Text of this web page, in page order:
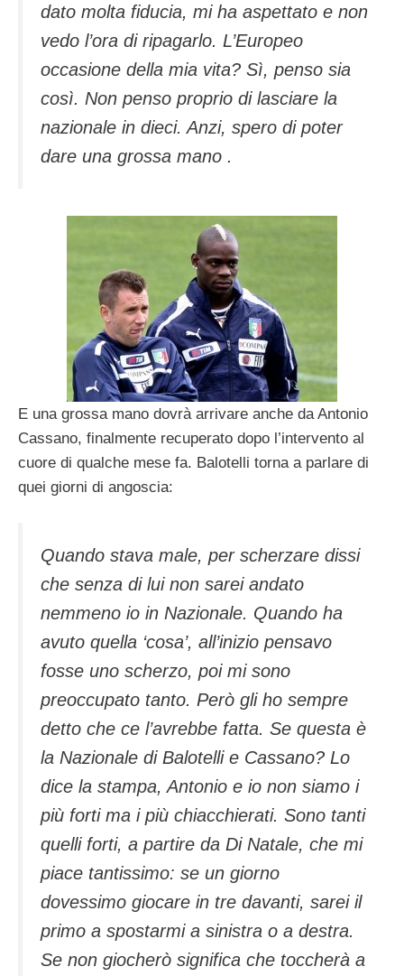
dato molta fiducia, mi ha aspettato e non
vedo l’ora di ripagarlo. L’Europeo
occasione della mia vita? Sì, penso sia
così. Non penso proprio di lasciare la
nazionale in dieci. Anzi, spero di poter
dare una grossa mano .
E una grossa mano dovrà arrivare anche da Antonio
Cassano, finalmente recuperato dopo l’intervento al
cuore di qualche mese fa. Balotelli torna a parlare di
quei giorni di angoscia:
Quando stava male, per scherzare dissi
che senza di lui non sarei andato
nemmeno io in Nazionale. Quando ha
avuto quella ‘cosa’, all’inizio pensavo
fosse uno scherzo, poi mi sono
preoccupato tanto. Però gli ho sempre
detto che ce l’avrebbe fatta. Se questa è
la Nazionale di Balotelli e Cassano? Lo
dice la stampa, Antonio e io non siamo i
più forti ma i più chiacchierati. Sono tanti
quelli forti, a partire da Di Natale, che mi
piace tantissimo: se un giorno
dovessimo giocare in tre davanti, sarei il
primo a spostarmi a sinistra o a destra.
Se non giocherò significa che toccherà a